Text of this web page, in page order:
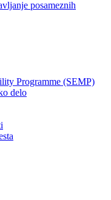
posameznih
Programme (SEMP)
delo